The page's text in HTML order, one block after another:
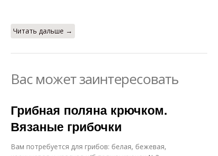
Читать дальше →
Вас может заинтересовать
Грибная поляна крючком.
Вязаные грибочки
Вам потребуется для грибов: белая, бежевая,